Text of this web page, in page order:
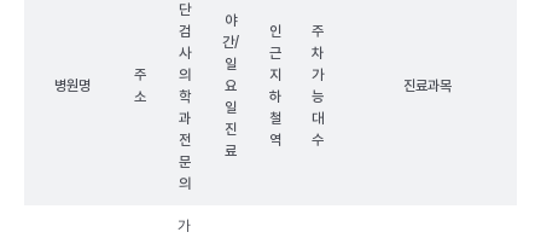
병원명
주
소
단
검
사
의
학
과
전
문
의
야
간/
일
요
일
진
료
인
근
지
하
철
역
주
차
가
능
대
수
진료과목
가